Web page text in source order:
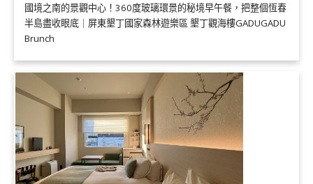
國境之南的景觀中心！360度玻璃環景的秘境早午餐，把整個恆春
半島盡收眼底｜屏東墾丁國家森林遊樂區 墾丁觀海樓GADUGADU
Brunch